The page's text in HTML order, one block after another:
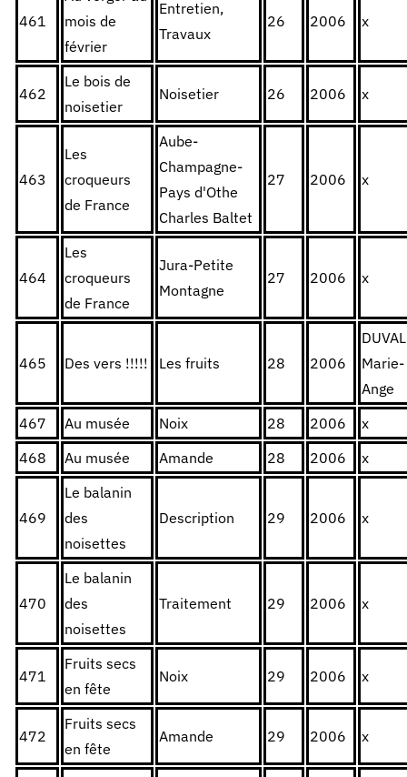
461
mois de
février
Entretien,
Travaux
26 2006 x
462
Le bois de
noisetier
Noisetier 26 2006 x
463
Les
croqueurs
de France
Aube-
Champagne-
Pays d'Othe
Charles Baltet
27 2006 x
464
Les
croqueurs
de France
Jura-Petite
Montagne
27 2006 x
465 Des vers !!!!! Les fruits 28 2006
DUVAL
Marie-
Ange
467
Au musée Noix 28 2006
x
468
Au musée Amande 28 2006 x
469
Le balanin
des
noisettes
Description 29 2006 x
470
Le balanin
des
noisettes
Traitement 29 2006 x
471
Fruits secs
en fête
Noix 29 2006 x
472
Fruits secs
en fête
Amande 29 2006 x